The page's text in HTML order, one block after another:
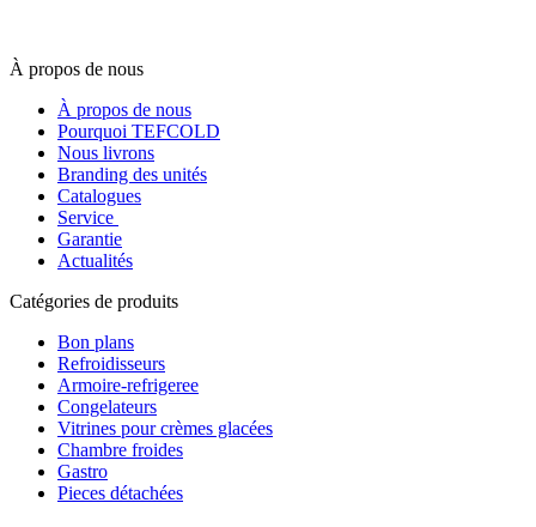
À propos de nous
À propos de nous
Pourquoi TEFCOLD
Nous livrons
Branding des unités
Catalogues
Service
Garantie
Actualités
Catégories de produits
Bon plans
Refroidisseurs
Armoire-refrigeree
Congelateurs
Vitrines pour crèmes glacées
Chambre froides
Gastro
Pieces détachées